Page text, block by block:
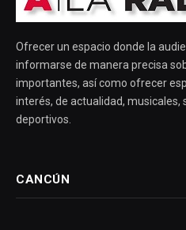
Ofrecer un espacio donde la
informarse de manera precisa
importantes, así como ofrecer
interés, de actualidad, musicales,
deportivos.
CANCÚN